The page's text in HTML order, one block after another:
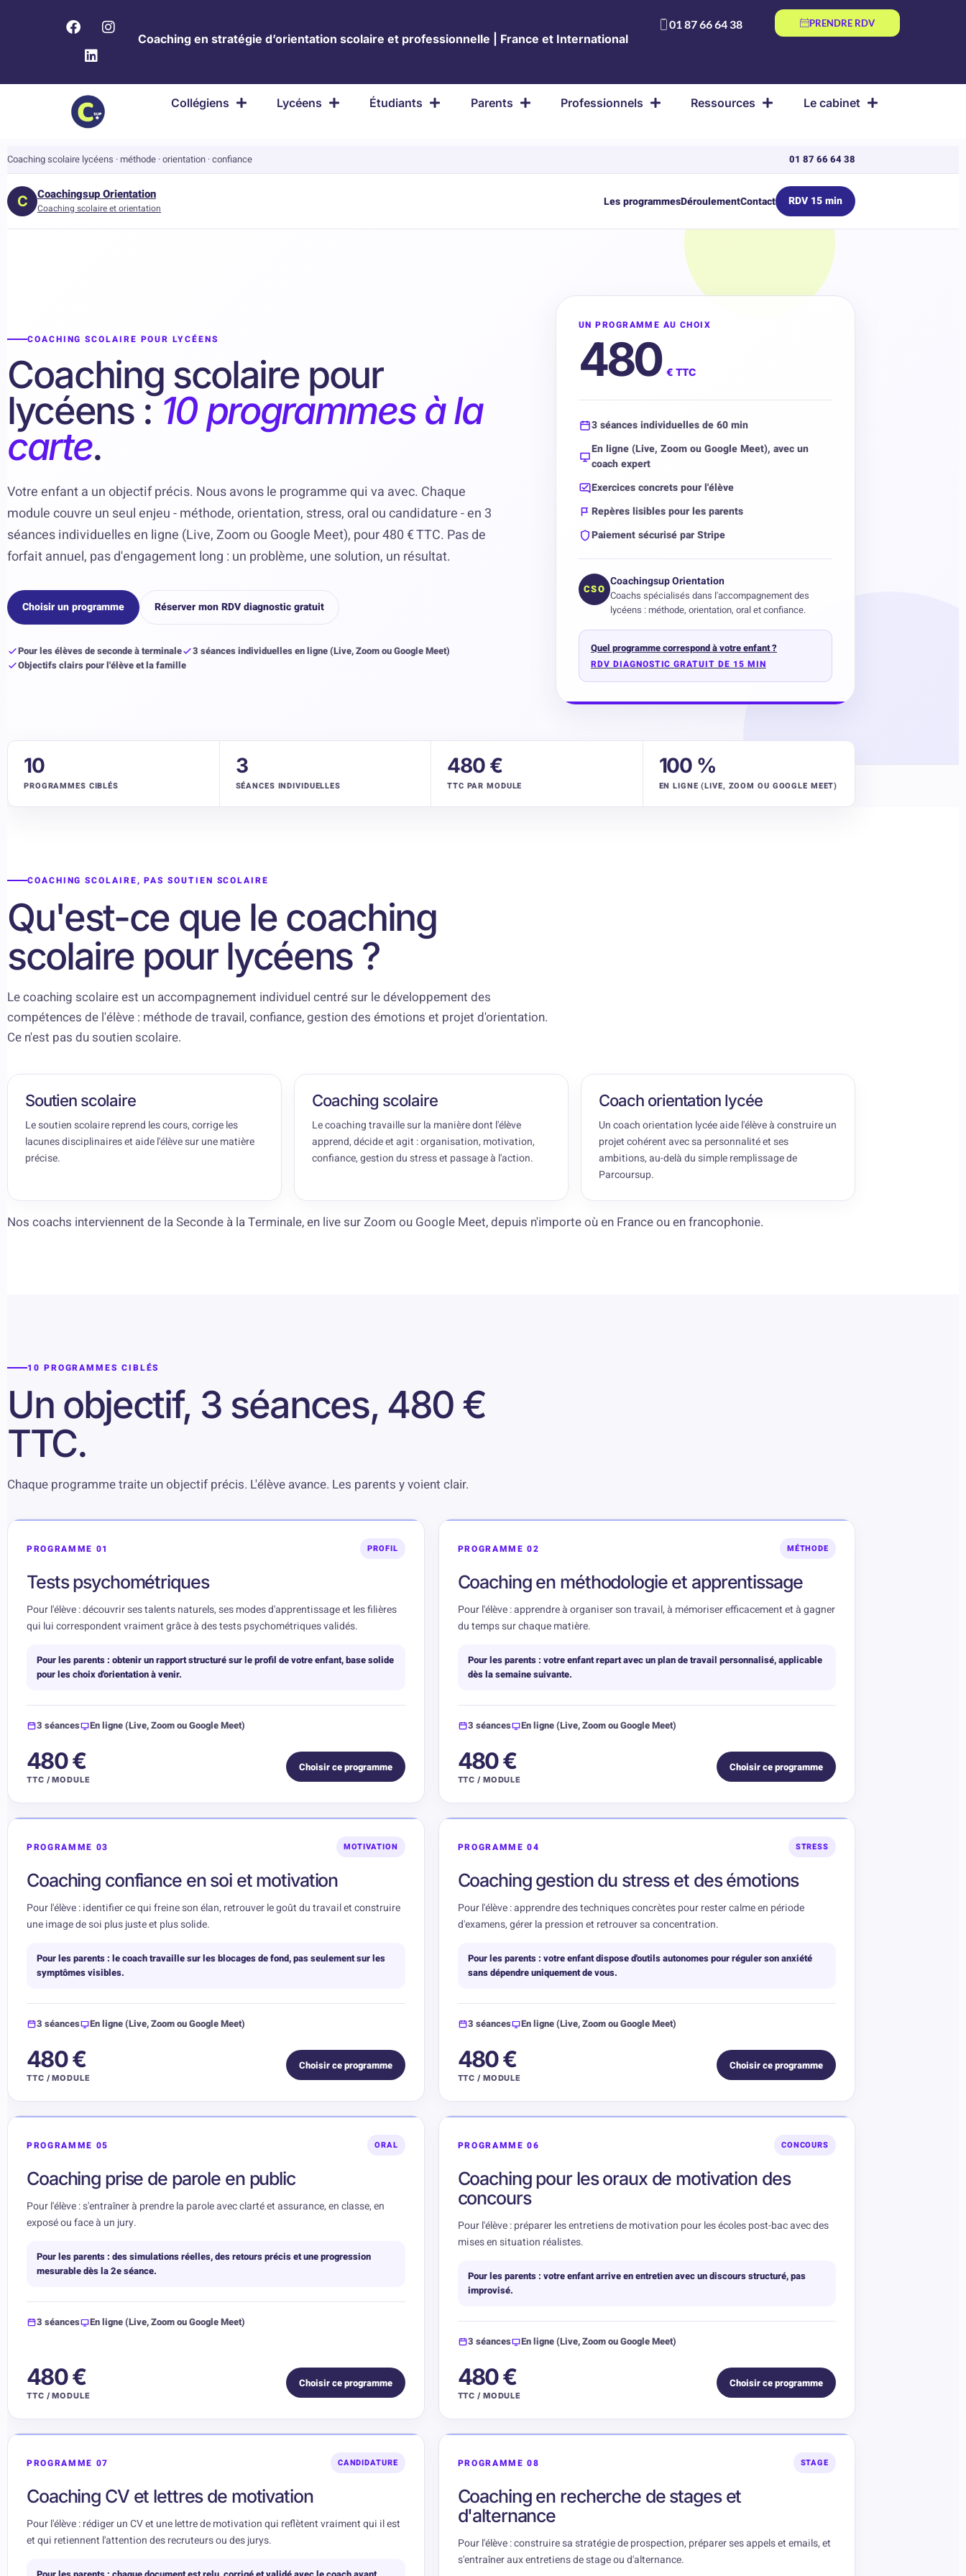
Coaching en stratégie d’orientation scolaire et professionnelle | France et International
01 87 66 64 38 PRENDRE RDV
Collégiens Lycéens Étudiants Parents Professionnels Ressources Le cabinet
Coaching scolaire lycéens · méthode · orientation · confiance 01 87 66 64 38
C Coachingsup Orientation
Coaching scolaire et orientation Les programmesDéroulementContact RDV 15 min
COACHING SCOLAIRE POUR LYCÉENS
Coaching scolaire pour
lycéens :10 programmes à la
carte.
Votre enfant a un objectif précis. Nous avons le programme qui va avec. Chaque
module couvre un seul enjeu - méthode, orientation, stress, oral ou candidature - en 3
séances individuelles en ligne (Live, Zoom ou Google Meet), pour 480 € TTC. Pas de
forfait annuel, pas d'engagement long : un problème, une solution, un résultat.
Choisir un programme Réserver mon RDV diagnostic gratuit
Pour les élèves de seconde à terminale
3 séances individuelles en ligne (Live, Zoom ou Google Meet)
Objectifs clairs pour l'élève et la famille
UN PROGRAMME AU CHOIX
480 € TTC
3 séances individuelles de 60 min
En ligne (Live, Zoom ou Google Meet), avec un
coach expert
Exercices concrets pour l'élève
Repères lisibles pour les parents
Paiement sécurisé par Stripe
CSO
Coachingsup Orientation
Coachs spécialisés dans l'accompagnement des
lycéens : méthode, orientation, oral et confiance.
Quel programme correspond à votre enfant ?
RDV DIAGNOSTIC GRATUIT DE 15 MIN
10
PROGRAMMES CIBLÉS
3
SÉANCES INDIVIDUELLES
480 €
TTC PAR MODULE
100 %
EN LIGNE (LIVE, ZOOM OU GOOGLE MEET)
COACHING SCOLAIRE, PAS SOUTIEN SCOLAIRE
Qu'est-ce que le coaching
scolaire pour lycéens ?
Le coaching scolaire est un accompagnement individuel centré sur le développement des
compétences de l'élève : méthode de travail, confiance, gestion des émotions et projet d'orientation.
Ce n'est pas du soutien scolaire.
Soutien scolaire
Le soutien scolaire reprend les cours, corrige les
lacunes disciplinaires et aide l'élève sur une matière
précise.
Coaching scolaire
Le coaching travaille sur la manière dont l'élève
apprend, décide et agit : organisation, motivation,
confiance, gestion du stress et passage à l'action.
Coach orientation lycée
Un coach orientation lycée aide l'élève à construire un
projet cohérent avec sa personnalité et ses
ambitions, au-delà du simple remplissage de
Parcoursup.
Nos coachs interviennent de la Seconde à la Terminale, en live sur Zoom ou Google Meet, depuis n'importe où en France ou en francophonie.
10 PROGRAMMES CIBLÉS
Un objectif, 3 séances, 480 €
TTC.
Chaque programme traite un objectif précis. L'élève avance. Les parents y voient clair.
PROGRAMME 01 PROFIL
Tests psychométriques
Pour l'élève : découvrir ses talents naturels, ses modes d'apprentissage et les filières
qui lui correspondent vraiment grâce à des tests psychométriques validés.
Pour les parents : obtenir un rapport structuré sur le profil de votre enfant, base solide
pour les choix d'orientation à venir.
3 séances En ligne (Live, Zoom ou Google Meet)
480 €
TTC / MODULE
Choisir ce programme
PROGRAMME 02 MÉTHODE
Coaching en méthodologie et apprentissage
Pour l'élève : apprendre à organiser son travail, à mémoriser efficacement et à gagner
du temps sur chaque matière.
Pour les parents : votre enfant repart avec un plan de travail personnalisé, applicable
dès la semaine suivante.
3 séances En ligne (Live, Zoom ou Google Meet)
480 €
TTC / MODULE
Choisir ce programme
PROGRAMME 03 MOTIVATION
Coaching confiance en soi et motivation
Pour l'élève : identifier ce qui freine son élan, retrouver le goût du travail et construire
une image de soi plus juste et plus solide.
Pour les parents : le coach travaille sur les blocages de fond, pas seulement sur les
symptômes visibles.
3 séances En ligne (Live, Zoom ou Google Meet)
480 €
TTC / MODULE
Choisir ce programme
PROGRAMME 04 STRESS
Coaching gestion du stress et des émotions
Pour l'élève : apprendre des techniques concrètes pour rester calme en période
d'examens, gérer la pression et retrouver sa concentration.
Pour les parents : votre enfant dispose d'outils autonomes pour réguler son anxiété
sans dépendre uniquement de vous.
3 séances En ligne (Live, Zoom ou Google Meet)
480 €
TTC / MODULE
Choisir ce programme
PROGRAMME 05 ORAL
Coaching prise de parole en public
Pour l'élève : s'entraîner à prendre la parole avec clarté et assurance, en classe, en
exposé ou face à un jury.
Pour les parents : des simulations réelles, des retours précis et une progression
mesurable dès la 2e séance.
3 séances En ligne (Live, Zoom ou Google Meet)
480 €
TTC / MODULE
Choisir ce programme
PROGRAMME 06 CONCOURS
Coaching pour les oraux de motivation des
concours
Pour l'élève : préparer les entretiens de motivation pour les écoles post-bac avec des
mises en situation réalistes.
Pour les parents : votre enfant arrive en entretien avec un discours structuré, pas
improvisé.
3 séances En ligne (Live, Zoom ou Google Meet)
480 €
TTC / MODULE
Choisir ce programme
PROGRAMME 07 CANDIDATURE
Coaching CV et lettres de motivation
Pour l'élève : rédiger un CV et une lettre de motivation qui reflètent vraiment qui il est
et qui retiennent l'attention des recruteurs ou des jurys.
PROGRAMME 08 STAGE
Coaching en recherche de stages et
d'alternance
Pour l'élève : construire sa stratégie de prospection, préparer ses appels et emails, et
s'entraîner aux entretiens de stage ou d'alternance.